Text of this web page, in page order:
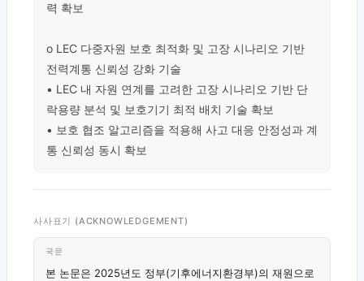
력 확보
o LEC 다중자원 보호 최적화 및 고장 시나리오 기반
전력계통 신뢰성 강화 기술
• LEC 내 자원 연계를 고려한 고장 시나리오 기반 단
락용량 분석 및 보호기기 최적 배치 기술 확보
• 보호 협조 알고리즘을 적용해 사고 대응 안정성과 계
통 신뢰성 동시 확보
사사표기 (ACKNOWLEDGEMENT)
국문
본 논문은 2025년도 정부(기후에너지환경부)의 재원으로